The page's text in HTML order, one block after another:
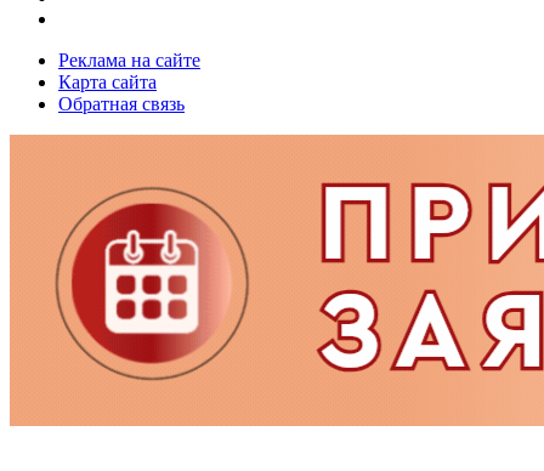
Реклама на сайте
Карта сайта
Обратная связь